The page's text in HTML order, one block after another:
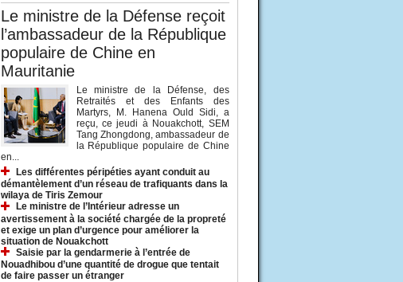
Le ministre de la Défense reçoit
l’ambassadeur de la République
populaire de Chine en
Mauritanie
Le ministre de la Défense, des
Retraités et des Enfants des
Martyrs, M. Hanena Ould Sidi, a
reçu, ce jeudi à Nouakchott, SEM
Tang Zhongdong, ambassadeur de
la République populaire de Chine
en...
Les différentes péripéties ayant conduit au
démantèlement d’un réseau de trafiquants dans la
wilaya de Tiris Zemour
Le ministre de l’Intérieur adresse un
avertissement à la société chargée de la propreté
et exige un plan d’urgence pour améliorer la
situation de Nouakchott
Saisie par la gendarmerie à l’entrée de
Nouadhibou d’une quantité de drogue que tentait
de faire passer un étranger